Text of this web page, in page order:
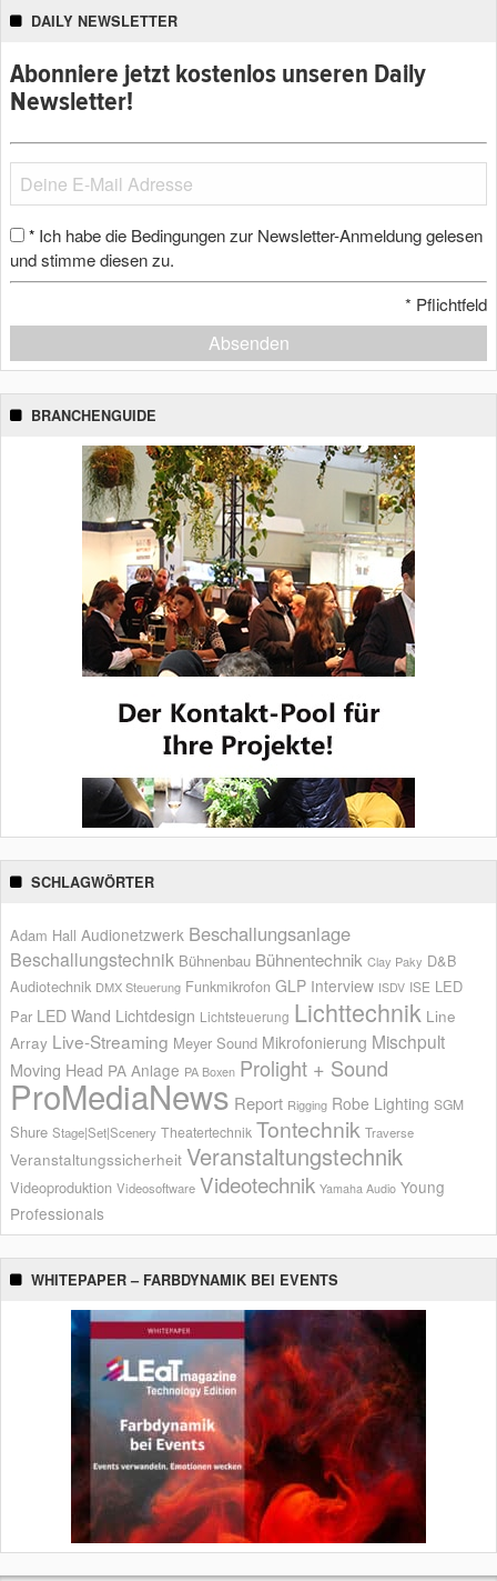
DAILY NEWSLETTER
Abonniere jetzt kostenlos unseren Daily
Newsletter!
* Ich habe die Bedingungen zur Newsletter-Anmeldung gelesen
und stimme diesen zu.
* Pflichtfeld
Absenden
BRANCHENGUIDE
SCHLAGWÖRTER
Adam Hall Audionetzwerk Beschallungsanlage
Beschallungstechnik Bühnenbau Bühnentechnik Clay Paky D&B
Audiotechnik DMX Steuerung Funkmikrofon GLP Interview ISDV ISE LED
Par LED Wand Lichtdesign Lichtsteuerung Lichttechnik Line
Array Live-Streaming Meyer Sound Mikrofonierung Mischpult
Moving Head PA Anlage PA Boxen Prolight + Sound
ProMediaNews Report Rigging Robe Lighting SGM
Shure Stage|Set|Scenery Theatertechnik Tontechnik Traverse
Veranstaltungssicherheit Veranstaltungstechnik
Videoproduktion Videosoftware Videotechnik Yamaha Audio Young
Professionals
WHITEPAPER – FARBDYNAMIK BEI EVENTS